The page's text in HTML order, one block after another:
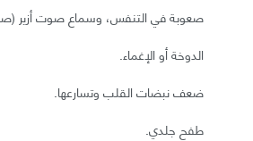
صعوبة في التنفس، وسماع صوت أزير
الدوخة أو الإغماء.
ضعف نبضات القلب وتسارعها.
طفح جلدي.